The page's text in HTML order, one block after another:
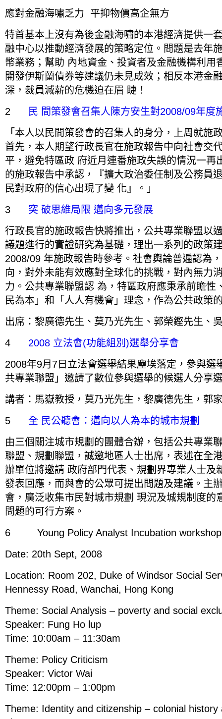
應對金融海嘯乏力 平抑物價高企無方
特首基本上沒有為後金融海嘯的本港經濟提供一
融中心以推動經濟發展的策略定位。問題是去年
幣業務；幫助 內地資金、投資者及金融機構利用
開發伊斯蘭債券等建議仍未見成效；相反本港金
深，裁員減薪的危機迫在眉 睫！
2
民 間策發會召集人陳方安生對2008/09年度
「本人以民間策發會的召集人的身分，上周就施
首先，本人期望行政長官在施政報告中向社會交
平，避免特區政 府近月連番施政失誤的情況一再
的施政報告中承認，『擴大政治委任制及公務員
民對政府的信心出現了變 化』。」
3 突 破思維局限 邁向多元發展
行政長官的施政報告快將推出，公共專業聯盟以
議題進行的實證研究為基礎，理出一系列的政策
2008/09 年施政報告時參考。社會輿論普遍認為
向，對外未能有效應對全球化的挑戰，對內無力
力。公共專業聯盟認 為，特區政府應秉承前瞻性
民為本」和「人人有機會」理念，作為公共政策
出席：黎廣德先生、莫乃光先生、郭榮鏗先生、
4 2008 立法會(功能組別)選舉分享會
2008年9月7日立法會選舉結果麈埃落定，參與選
共專業聯盟」邀請了數位參與選舉的候選人分享
講者：馬嶽教授，莫乃光先生，黎廣德先生，郭
5 全 民公聽會：邁向以人為本的城市規劃
由三個關注城市規劃的團體合辦，包括公共專業
聯盟、規劃聯盟，誠邀地區人士出席，表述在全
辦單位將邀請 政府部門代表、規劃界專業人士及
發表回應，而與會的公眾可提出問題及建議。主
會，廣泛收集市民對城市規劃 現況及城規制度的
問題的可行方案。
6 Young Policy Analyst Incubation workshop
Date: 20th Sept, 2008
Location: Room 202, Duke of Windsor Social
Hennessy Road, Wanchai, Hong Kong
Theme: Social Analysis – poverty and social
Speaker: Fung Ho lup
Time: 10:00am – 11:30am
Theme: Policy Criticism
Speaker: Victor Wai
Time: 12:00pm – 1:00pm
Theme: Identity and citizenship – colonial